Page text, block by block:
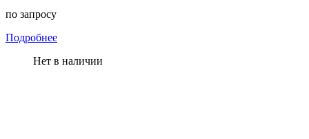
по запросу
Подробнее
Нет в наличии